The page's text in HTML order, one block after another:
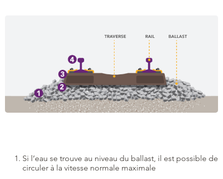
Si l’eau se trouve au niveau du ballast, il est possible de
circuler à la vitesse normale maximale